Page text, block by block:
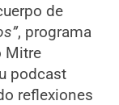
de
, programa
Mitre
podcast
reflexiones